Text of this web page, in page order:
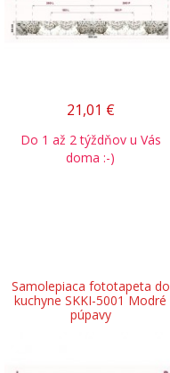
21,01 €
Do 1 až 2 týždňov u Vás
doma :-)
Samolepiaca fototapeta do
kuchyne SKKI-5001 Modré
púpavy